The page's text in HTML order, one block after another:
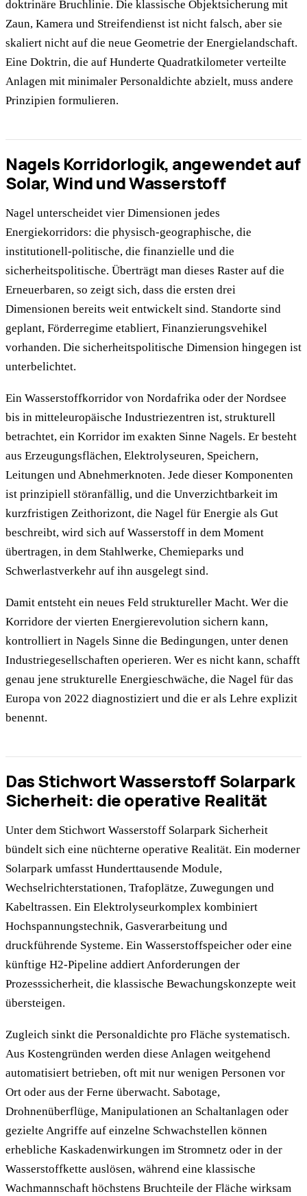
doktrinäre Bruchlinie. Die klassische Objektsicherung mit
Zaun, Kamera und Streifendienst ist nicht falsch, aber sie
skaliert nicht auf die neue Geometrie der Energielandschaft.
Eine Doktrin, die auf Hunderte Quadratkilometer verteilte
Anlagen mit minimaler Personaldichte abzielt, muss andere
Prinzipien formulieren.
Nagels Korridorlogik, angewendet auf
Solar, Wind und Wasserstoff
Nagel unterscheidet vier Dimensionen jedes
Energiekorridors: die physisch-geographische, die
institutionell-politische, die finanzielle und die
sicherheitspolitische. Überträgt man dieses Raster auf die
Erneuerbaren, so zeigt sich, dass die ersten drei
Dimensionen bereits weit entwickelt sind. Standorte sind
geplant, Förderregime etabliert, Finanzierungsvehikel
vorhanden. Die sicherheitspolitische Dimension hingegen ist
unterbelichtet.
Ein Wasserstoffkorridor von Nordafrika oder der Nordsee
bis in mitteleuropäische Industriezentren ist, strukturell
betrachtet, ein Korridor im exakten Sinne Nagels. Er besteht
aus Erzeugungsflächen, Elektrolyseuren, Speichern,
Leitungen und Abnehmerknoten. Jede dieser Komponenten
ist prinzipiell störanfällig, und die Unverzichtbarkeit im
kurzfristigen Zeithorizont, die Nagel für Energie als Gut
beschreibt, wird sich auf Wasserstoff in dem Moment
übertragen, in dem Stahlwerke, Chemieparks und
Schwerlastverkehr auf ihn ausgelegt sind.
Damit entsteht ein neues Feld struktureller Macht. Wer die
Korridore der vierten Energierevolution sichern kann,
kontrolliert in Nagels Sinne die Bedingungen, unter denen
Industriegesellschaften operieren. Wer es nicht kann, schafft
genau jene strukturelle Energieschwäche, die Nagel für das
Europa von 2022 diagnostiziert und die er als Lehre explizit
benennt.
Das Stichwort Wasserstoff Solarpark
Sicherheit: die operative Realität
Unter dem Stichwort Wasserstoff Solarpark Sicherheit
bündelt sich eine nüchterne operative Realität. Ein moderner
Solarpark umfasst Hunderttausende Module,
Wechselrichterstationen, Trafoplätze, Zuwegungen und
Kabeltrassen. Ein Elektrolyseurkomplex kombiniert
Hochspannungstechnik, Gasverarbeitung und
druckführende Systeme. Ein Wasserstoffspeicher oder eine
künftige H2-Pipeline addiert Anforderungen der
Prozesssicherheit, die klassische Bewachungskonzepte weit
übersteigen.
Zugleich sinkt die Personaldichte pro Fläche systematisch.
Aus Kostengründen werden diese Anlagen weitgehend
automatisiert betrieben, oft mit nur wenigen Personen vor
Ort oder aus der Ferne überwacht. Sabotage,
Drohnenüberflüge, Manipulationen an Schaltanlagen oder
gezielte Angriffe auf einzelne Schwachstellen können
erhebliche Kaskadenwirkungen im Stromnetz oder in der
Wasserstoffkette auslösen, während eine klassische
Wachmannschaft höchstens Bruchteile der Fläche wirksam